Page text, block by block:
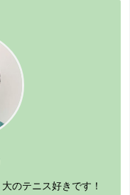
大のテニス好きです！